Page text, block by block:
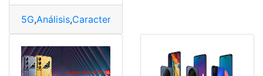
5G,Análisis,Características